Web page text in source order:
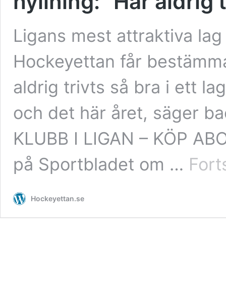
Ligans mest attraktiva
Hockeyettan får
aldrig trivts så bra i ett
och det här året, säger
KLUBB I LIGAN – KÖP
på Sportbladet om …
Hockeyettan.se